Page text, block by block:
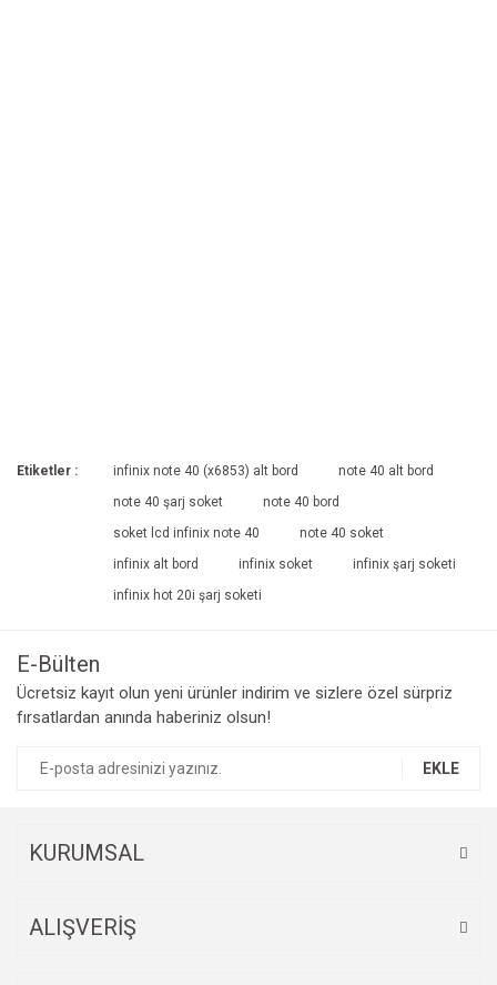
Etiketler : infinix note 40 (x6853) alt bord
note 40 alt bord
note 40 şarj soket
note 40 bord
soket lcd infinix note 40
note 40 soket
infinix alt bord
infinix soket
infinix şarj soketi
infinix hot 20i şarj soketi
E-Bülten
Ücretsiz kayıt olun yeni ürünler indirim ve sizlere özel sürpriz
fırsatlardan anında haberiniz olsun!
EKLE
KURUMSAL
ALIŞVERİŞ